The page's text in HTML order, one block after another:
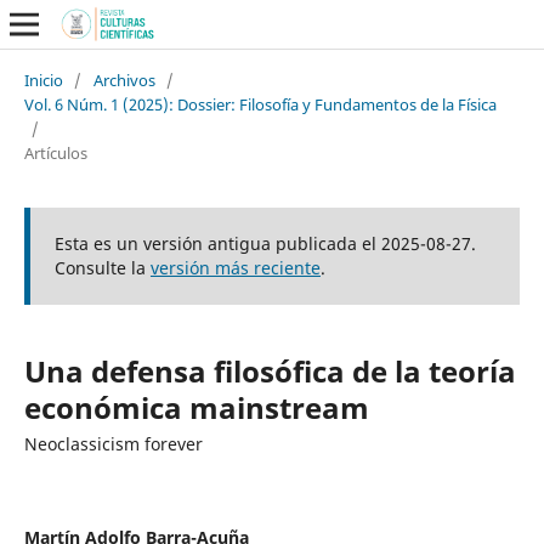
Inicio / Archivos /
Vol. 6 Núm. 1 (2025): Dossier: Filosofía y Fundamentos de la Física
/
Artículos
Esta es un versión antigua publicada el 2025-08-27.
Consulte la versión más reciente.
Una defensa filosófica de la teoría
económica mainstream
Neoclassicism forever
Martín Adolfo Barra-Acuña